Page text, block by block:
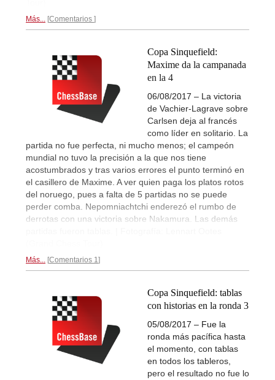
Más... Comentarios
Copa Sinquefield:
Maxime da la campanada
en la 4
06/08/2017 – La victoria
de Vachier-Lagrave sobre
Carlsen deja al francés
como líder en solitario. La
partida no fue perfecta, ni mucho menos; el campeón
mundial no tuvo la precisión a la que nos tiene
acostumbrados y tras varios errores el punto terminó en
el casillero de Maxime. A ver quien paga los platos rotos
del noruego, pues a falta de 5 partidas no se puede
perder comba. Nepomniachtchi enderezó el rumbo de
derrotas con una victoria sobre Nakamura. Las demás
Más... Comentarios 1
Copa Sinquefield: tablas
con historias en la ronda 3
05/08/2017 – Fue la
ronda más pacífica hasta
el momento, con tablas
en todos los tableros,
pero el resultado no fue lo